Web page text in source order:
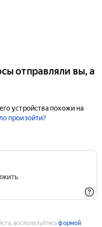
отправляли вы, а
устройства похожи на
произойти?
воспользуйтесьформой